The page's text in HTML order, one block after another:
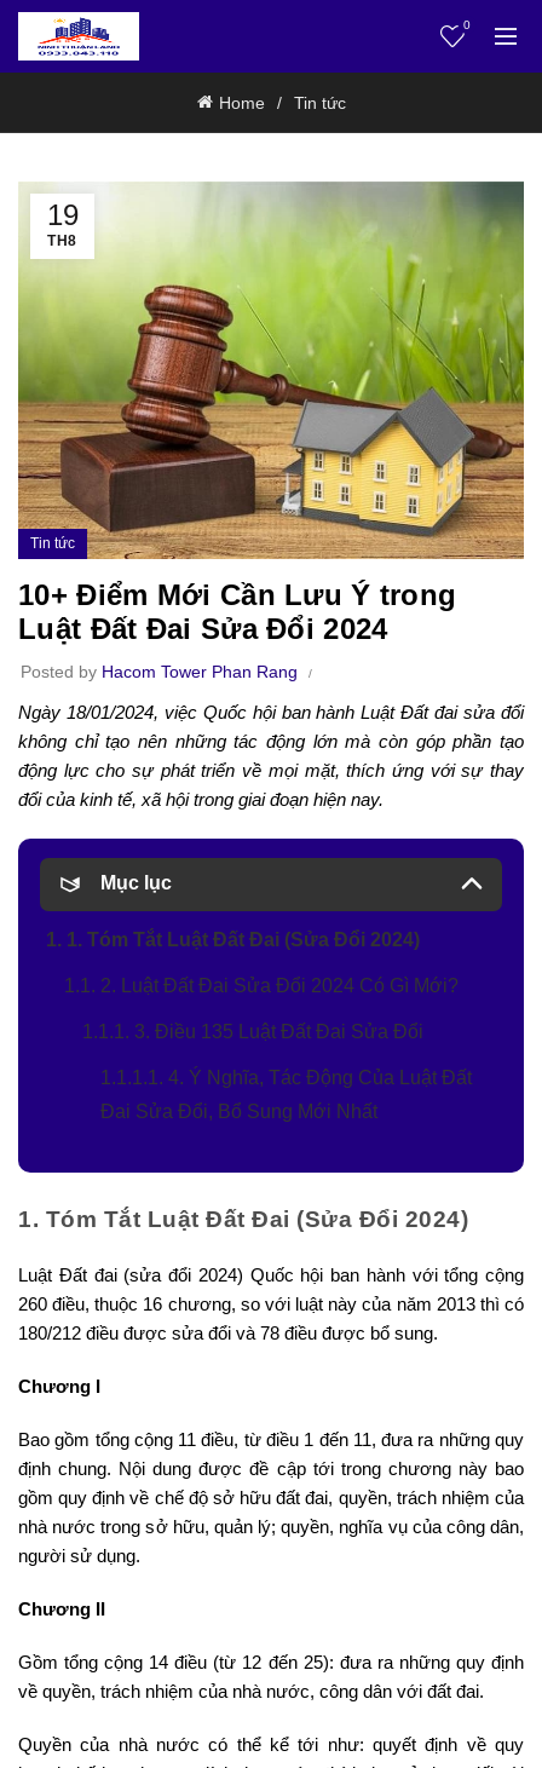
0
Home Tin tức
19
TH8
Tin tức
10+ Điểm Mới Cần Lưu Ý trong
Luật Đất Đai Sửa Đổi 2024
Posted by Hacom Tower Phan Rang
Ngày 18/01/2024, việc Quốc hội ban hành Luật Đất đai sửa đổi
không chỉ tạo nên những tác động lớn mà còn góp phần tạo
động lực cho sự phát triển về mọi mặt, thích ứng với sự thay
đổi của kinh tế, xã hội trong giai đoạn hiện nay.
Mục lục
1. 1. Tóm Tắt Luật Đất Đai (Sửa Đổi 2024)
1.1. 2. Luật Đất Đai Sửa Đổi 2024 Có Gì Mới?
1.1.1. 3. Điều 135 Luật Đất Đai Sửa Đổi
1.1.1.1. 4. Ý Nghĩa, Tác Động Của Luật Đất
Đai Sửa Đổi, Bổ Sung Mới Nhất
1. Tóm Tắt Luật Đất Đai (Sửa Đổi 2024)
Luật Đất đai (sửa đổi 2024) Quốc hội ban hành với tổng cộng
260 điều, thuộc 16 chương, so với luật này của năm 2013 thì có
180/212 điều được sửa đổi và 78 điều được bổ sung.
Chương I
Bao gồm tổng cộng 11 điều, từ điều 1 đến 11, đưa ra những quy
định chung. Nội dung được đề cập tới trong chương này bao
gồm quy định về chế độ sở hữu đất đai, quyền, trách nhiệm của
nhà nước trong sở hữu, quản lý; quyền, nghĩa vụ của công dân,
người sử dụng.
Chương II
Gồm tổng cộng 14 điều (từ 12 đến 25): đưa ra những quy định
về quyền, trách nhiệm của nhà nước, công dân với đất đai.
Quyền của nhà nước có thể kể tới như: quyết định về quy